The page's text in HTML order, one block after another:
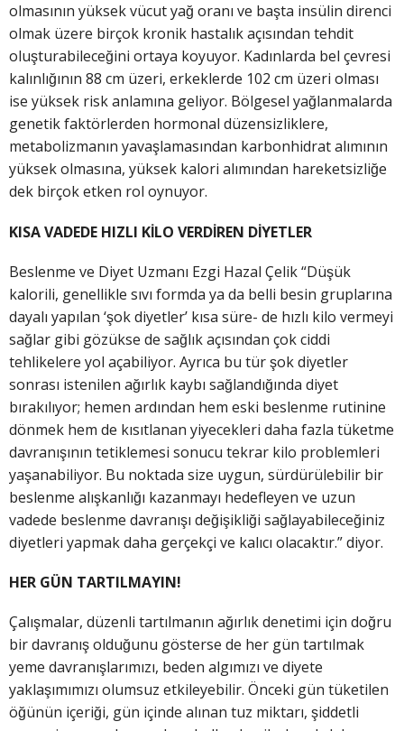
olmasının yüksek vücut yağ oranı ve başta insülin direnci
olmak üzere birçok kronik hastalık açısından tehdit
oluşturabileceğini ortaya koyuyor. Kadınlarda bel çevresi
kalınlığının 88 cm üzeri, erkeklerde 102 cm üzeri olması
ise yüksek risk anlamına geliyor. Bölgesel yağlanmalarda
genetik faktörlerden hormonal düzensizliklere,
metabolizmanın yavaşlamasından karbonhidrat alımının
yüksek olmasına, yüksek kalori alımından hareketsizliğe
dek birçok etken rol oynuyor.
KISA VADEDE HIZLI KİLO VERDİREN DİYETLER
Beslenme ve Diyet Uzmanı Ezgi Hazal Çelik “Düşük
kalorili, genellikle sıvı formda ya da belli besin gruplarına
dayalı yapılan ‘şok diyetler’ kısa süre- de hızlı kilo vermeyi
sağlar gibi gözükse de sağlık açısından çok ciddi
tehlikelere yol açabiliyor. Ayrıca bu tür şok diyetler
sonrası istenilen ağırlık kaybı sağlandığında diyet
bırakılıyor; hemen ardından hem eski beslenme rutinine
dönmek hem de kısıtlanan yiyecekleri daha fazla tüketme
davranışının tetiklemesi sonucu tekrar kilo problemleri
yaşanabiliyor. Bu noktada size uygun, sürdürülebilir bir
beslenme alışkanlığı kazanmayı hedefleyen ve uzun
vadede beslenme davranışı değişikliği sağlayabileceğiniz
diyetleri yapmak daha gerçekçi ve kalıcı olacaktır.” diyor.
HER GÜN TARTILMAYIN!
Çalışmalar, düzenli tartılmanın ağırlık denetimi için doğru
bir davranış olduğunu gösterse de her gün tartılmak
yeme davranışlarımızı, beden algımızı ve diyete
yaklaşımımızı olumsuz etkileyebilir. Önceki gün tüketilen
öğünün içeriği, gün içinde alınan tuz miktarı, şiddetli